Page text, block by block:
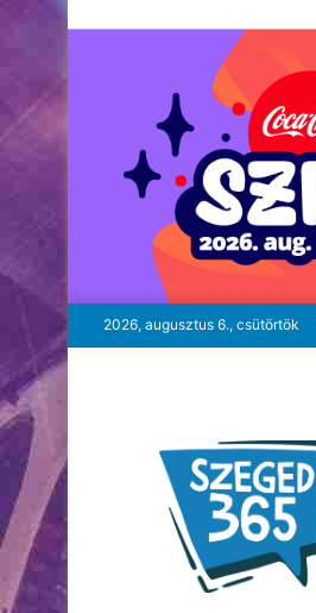
2026, augusztus 6., csütörtök